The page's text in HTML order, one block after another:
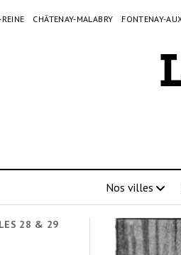
CHÂTENAY-MALABRY FONTENAY-
Nos villes
28 & 29